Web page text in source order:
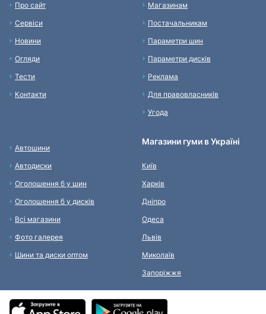
Про сайт
Сервіси
Новини
Огляди
Тести
Контакти
Магазинам
Постачальникам
Параметри шин
Параметри дисків
Реклама
Для правовласників
Угода
Автошини
Автодиски
Оголошення б у шин
Оголошення б у дисків
Всі магазини
Фото галерея
Шини та диски оптом
Магазини гуми в Україні
Київ
Харків
Дніпро
Одеса
Львів
Миколаїв
Запоріжжя